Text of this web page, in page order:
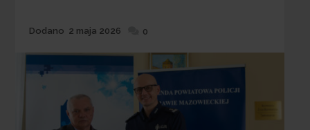
Dodane
Dodano 2 maja 2026 0